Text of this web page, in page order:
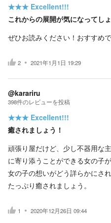
★★★ Excellent!!!
これからの展開が気になってし
ぜひお読みください！おすすめで
2 2021年1月1日 19:29
@karariru
398件のレビューを投稿
★★★ Excellent!!!
癒されましょう！
頑張り屋だけど、少し不器用な
に寄り添うことができる女の子
女の子の想いがどう詳らかにさ
たっぷり癒されましょう。
1 2020年12月26日 09:44